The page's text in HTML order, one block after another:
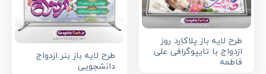
طرح لایه باز بنر ازدواج
دانشجویی
طرح لایه باز پلاکارد روز
ازدواج با تایپوگرافی علی
فاطمه